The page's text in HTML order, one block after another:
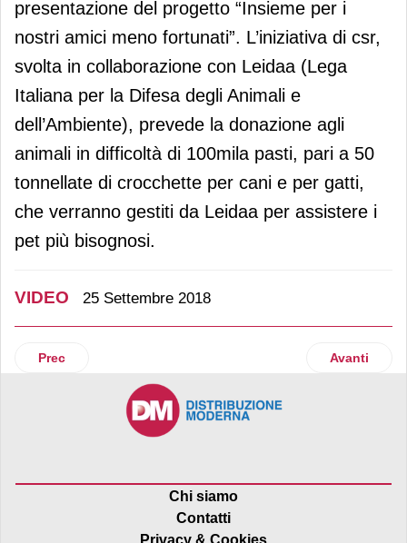
presentazione del progetto “Insieme per i
nostri amici meno fortunati”. L’iniziativa di csr,
svolta in collaborazione con Leidaa (Lega
Italiana per la Difesa degli Animali e
dell’Ambiente), prevede la donazione agli
animali in difficoltà di 100mila pasti, pari a 50
tonnellate di crocchette per cani e per gatti,
che verranno gestiti da Leidaa per assistere i
pet più bisognosi.
VIDEO 25 Settembre 2018
Articolo precedente: Birrificio Angelo Poretti guarda oltre
Prec Articolo
Avanti
Chi siamo
Contatti